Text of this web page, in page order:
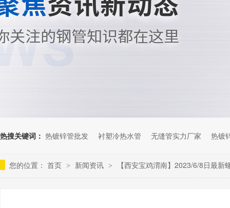
热搜关键词： 热镀锌管批发 衬塑冷热水管 无缝管实力厂家 热镀
您的位置： 首页 > 新闻资讯 > 【西安宝鸡渭南】2023/6/8日最